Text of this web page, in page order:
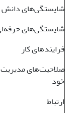
شایستگی‌های دانش
شایستگی‌های
فرایندهای کار
صلاحیت‌های مدیریت
خود
ارتباط